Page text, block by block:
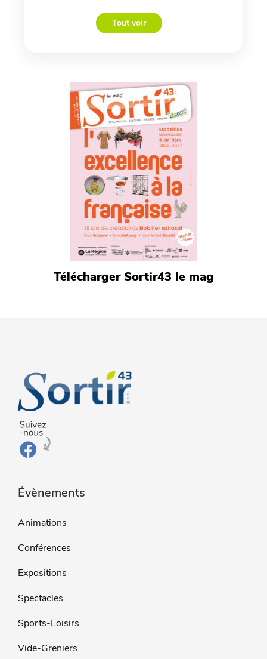
Tout voir
Télécharger Sortir43 le mag
Évènements
Animations
Conférences
Expositions
Spectacles
Sports-Loisirs
Vide-Greniers